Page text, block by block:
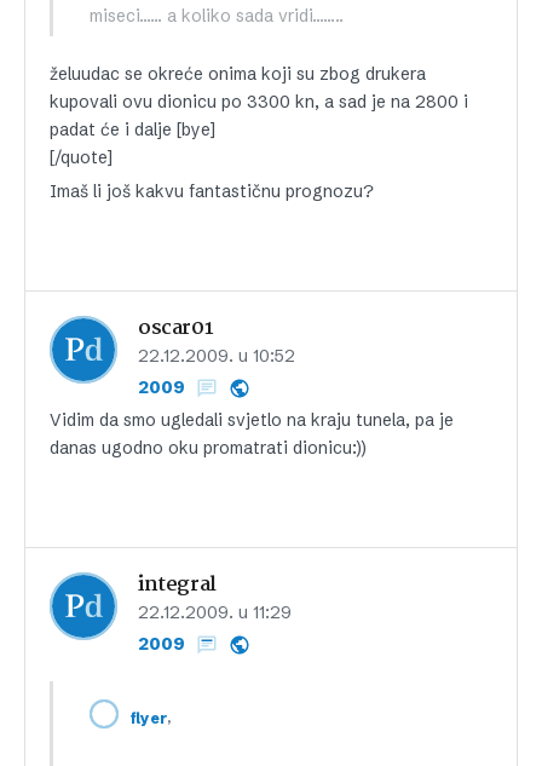
miseci…… a koliko sada vridi……..
želuudac se okreće onima koji su zbog drukera
kupovali ovu dionicu po 3300 kn, a sad je na 2800 i
padat će i dalje [bye]
[/quote]
Imaš li još kakvu fantastičnu prognozu?
oscar01
22.12.2009. u 10:52
2009
Vidim da smo ugledali svjetlo na kraju tunela, pa je
danas ugodno oku promatrati dionicu:))
integral
22.12.2009. u 11:29
2009
flyer,